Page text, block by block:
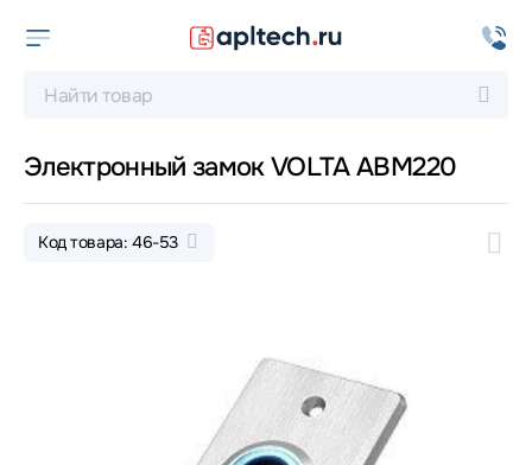
Электронный замок VOLTA ABM220
Код товара: 46-53